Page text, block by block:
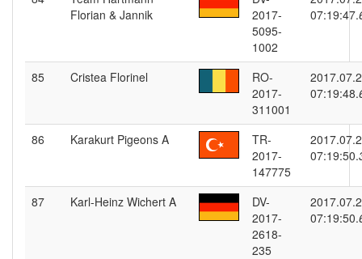
Florian & Jannik
2017-
5095-
1002
07:19:47.
85 Cristea Florinel
RO-
2017-
311001
07:19:48.
86 Karakurt Pigeons A
TR-
2017-
147775
07:19:50.
87 Karl-Heinz Wichert A
DV-
2017-
2618-
235
07:19:50.